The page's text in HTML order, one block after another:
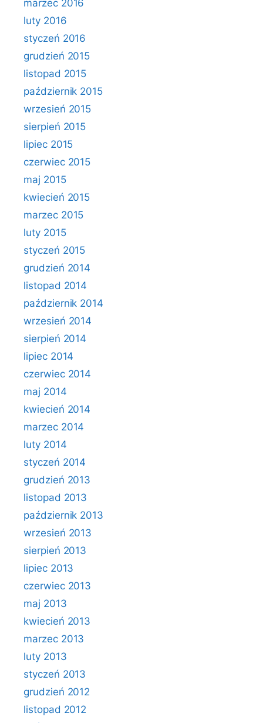
marzec 2016
luty 2016
styczeń 2016
grudzień 2015
listopad 2015
październik 2015
wrzesień 2015
sierpień 2015
lipiec 2015
czerwiec 2015
maj 2015
kwiecień 2015
marzec 2015
luty 2015
styczeń 2015
grudzień 2014
listopad 2014
październik 2014
wrzesień 2014
sierpień 2014
lipiec 2014
czerwiec 2014
maj 2014
kwiecień 2014
marzec 2014
luty 2014
styczeń 2014
grudzień 2013
listopad 2013
październik 2013
wrzesień 2013
sierpień 2013
lipiec 2013
czerwiec 2013
maj 2013
kwiecień 2013
marzec 2013
luty 2013
styczeń 2013
grudzień 2012
listopad 2012